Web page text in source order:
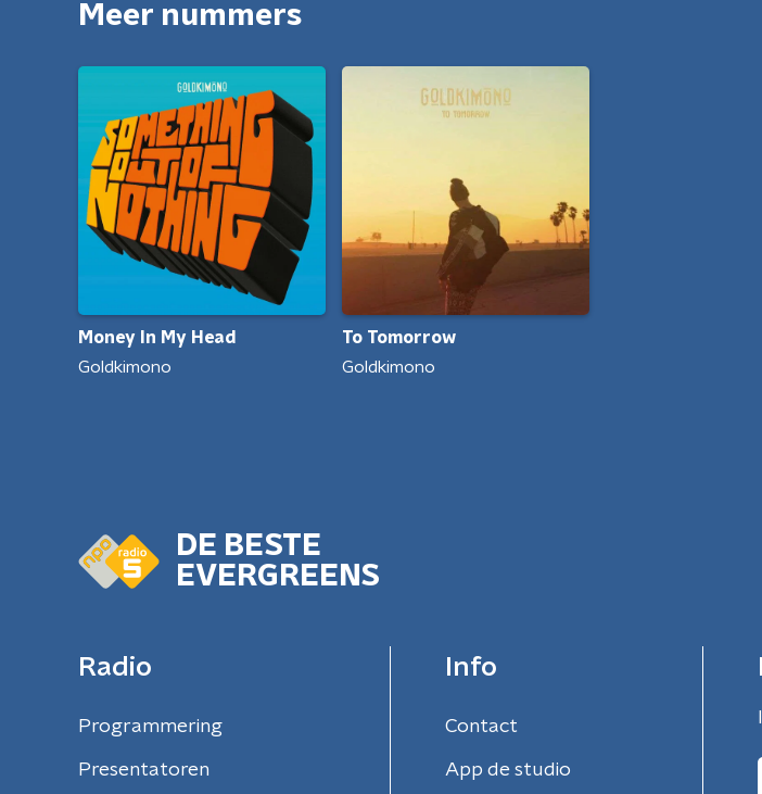
Meer nummers
Money In My Head
Goldkimono
To Tomorrow
Goldkimono
DE BESTE
EVERGREENS
Radio
Programmering
Presentatoren
Info
Contact
App de studio